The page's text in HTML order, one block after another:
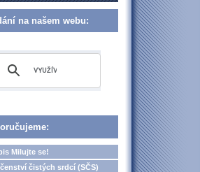
na našem webu:
Milujte se!
čistých srdcí (SČS)